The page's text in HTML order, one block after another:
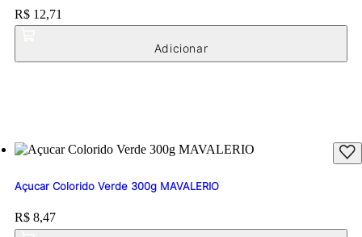
Price:
R$ 12,71
Açucar Colorido Verde 300g MAVALERIO
Price:
R$ 8,47